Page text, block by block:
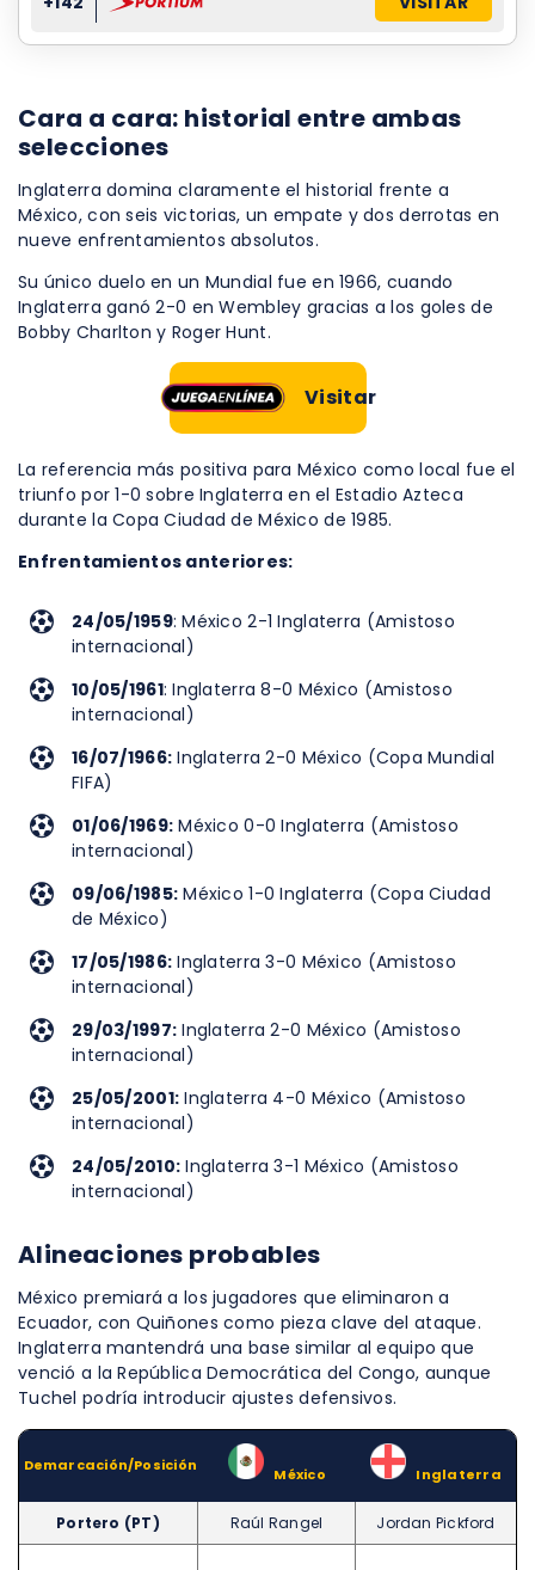
Cara a cara: historial entre ambas
selecciones
Inglaterra domina claramente el historial frente a
México, con seis victorias, un empate y dos derrotas en
nueve enfrentamientos absolutos.
Su único duelo en un Mundial fue en 1966, cuando
Inglaterra ganó 2-0 en Wembley gracias a los goles de
Bobby Charlton y Roger Hunt.
Visitar
La referencia más positiva para México como local fue el
triunfo por 1-0 sobre Inglaterra en el Estadio Azteca
durante la Copa Ciudad de México de 1985.
Enfrentamientos anteriores:
24/05/1959: México 2-1 Inglaterra (Amistoso
internacional)
10/05/1961: Inglaterra 8-0 México (Amistoso
internacional)
16/07/1966: Inglaterra 2-0 México (Copa Mundial
FIFA)
01/06/1969: México 0-0 Inglaterra (Amistoso
internacional)
09/06/1985: México 1-0 Inglaterra (Copa Ciudad
de México)
17/05/1986: Inglaterra 3-0 México (Amistoso
internacional)
29/03/1997: Inglaterra 2-0 México (Amistoso
internacional)
25/05/2001: Inglaterra 4-0 México (Amistoso
internacional)
24/05/2010: Inglaterra 3-1 México (Amistoso
internacional)
Alineaciones probables
México premiará a los jugadores que eliminaron a
Ecuador, con Quiñones como pieza clave del ataque.
Inglaterra mantendrá una base similar al equipo que
venció a la República Democrática del Congo, aunque
Tuchel podría introducir ajustes defensivos.
Demarcación/Posición México Inglaterra
Portero (PT) Raúl Rangel Jordan Pickford